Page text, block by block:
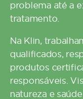
problema até a
tratamento.
Na Klin,
qualificados,
produtos
responsáveis.
natureza e saúde.